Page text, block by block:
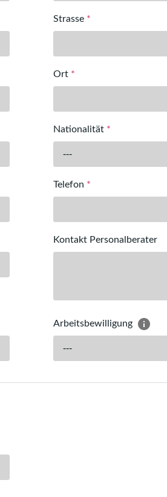
Strasse *
Ort *
Nationalität *
---
Telefon *
Kontakt Personalberater
Arbeitsbewilligung
---